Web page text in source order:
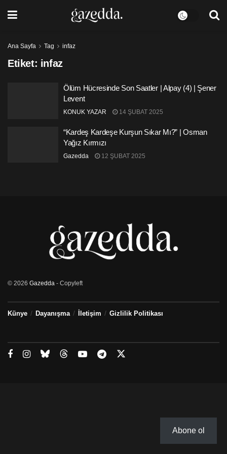
Ana Sayfa Tag infaz
Etiket: infaz
Ölüm Hücresinde Son Saatler | Alpay (4) | Şener
Levent
KONUK YAZAR 14 ŞUBAT 2025
“Kardeş Kardeşe Kurşun Sıkar Mı?” | Osman
Yağız Kırmızı
Gazedda 12 ŞUBAT 2025
© 2026 Gazedda - Copyleft
Künye Dayanışma İletişim Gizlilik Politikası
Abone ol